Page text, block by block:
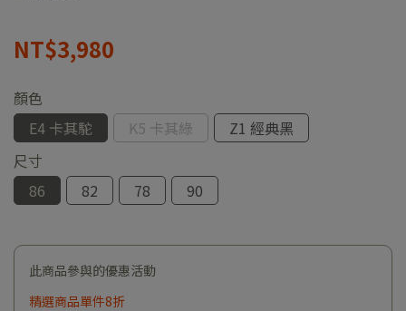
NT$3,980
顏色
E4 卡其駝
K5 卡其綠
Z1 經典黑
尺寸
86
82 78 90
此商品參與的優惠活動
精選商品單件8折